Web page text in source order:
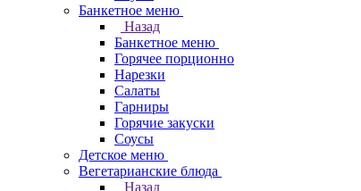
Банкетное меню
Назад
Банкетное меню
Горячее порционно
Нарезки
Салаты
Гарниры
Горячие закуски
Соусы
Детское меню
Вегетарианские блюда
Назад